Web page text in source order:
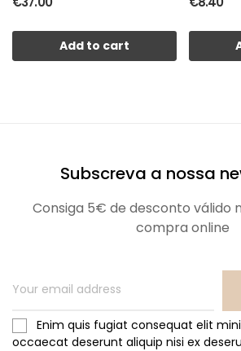
Add to cart
Subscreva a nossa
Consiga 5€ de desconto válido
compra online
Enim quis fugiat consequat elit
occaecat deserunt aliquip nisi ex